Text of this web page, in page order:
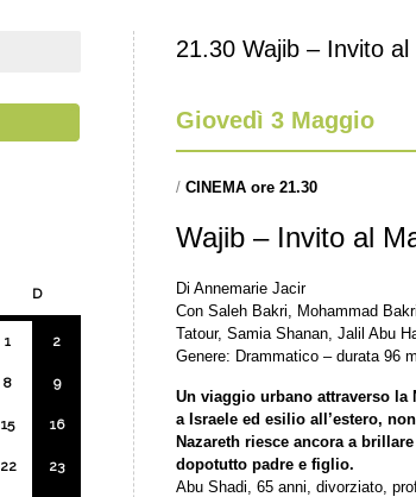
21.30 Wajib – Invito
Giovedì 3 Maggio
/ CINEMA ore 21.30
Wajib – Invito al
Di Annemarie Jacir
Con Saleh Bakri, Mohammad
Tatour, Samia Shanan, Jalil Abu
Genere: Drammatico – durata 96
Un viaggio urbano attraverso
a Israele ed esilio all’estero,
Nazareth riesce ancora a
dopotutto padre e figlio.
Abu Shadi, 65 anni, divorziato,
D
1 2
8 9
15 16
22 23